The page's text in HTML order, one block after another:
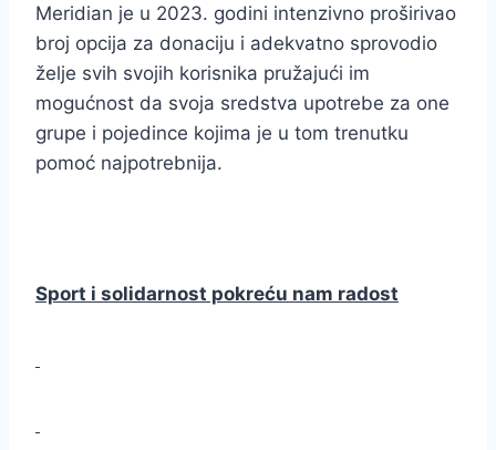
Meridian je u 2023. godini intenzivno proširivao
broj opcija za donaciju i adekvatno sprovodio
želje svih svojih korisnika pružajući im
mogućnost da svoja sredstva upotrebe za one
grupe i pojedince kojima je u tom trenutku
pomoć najpotrebnija.
Sport i solidarnost pokreću nam radost